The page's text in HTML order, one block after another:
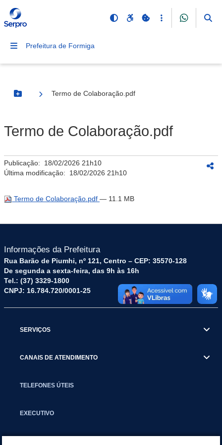
Prefeitura de Formiga
Botão Menu
Termo de Colaboração.pdf
Termo de Colaboração.pdf
Publicação: 18/02/2026 21h10
Última modificação: 18/02/2026 21h10
Termo de Colaboração.pdf — 11.1 MB
Informações da Prefeitura
Rua Barão de Piumhi, nº 121, Centro – CEP: 35570-128
De segunda a sexta-feira, das 9h às 16h
Tel.: (37) 3329-1800
CNPJ: 16.784.720/0001-25
SERVIÇOS
CANAIS DE ATENDIMENTO
TELEFONES ÚTEIS
EXECUTIVO